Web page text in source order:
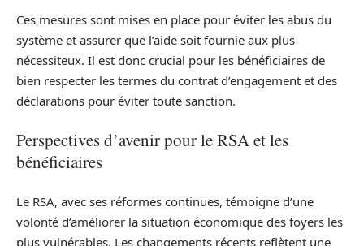
Ces mesures sont mises en place pour éviter les abus du
système et assurer que l’aide soit fournie aux plus
nécessiteux. Il est donc crucial pour les bénéficiaires de
bien respecter les termes du contrat d’engagement et des
déclarations pour éviter toute sanction.
Perspectives d’avenir pour le RSA et les
bénéficiaires
Le RSA, avec ses réformes continues, témoigne d’une
volonté d’améliorer la situation économique des foyers les
plus vulnérables. Les changements récents reflètent une